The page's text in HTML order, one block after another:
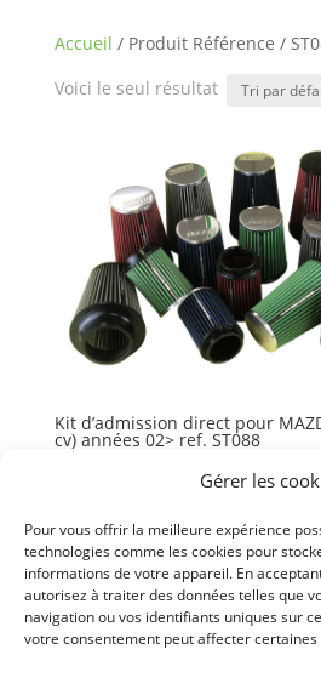
Gérer les
Pour vous offrir la meilleure expérience
technologies comme les cookies pour
informations de votre appareil. En
autorisez à traiter des données telles que
navigation ou vos identifiants uniques sur
votre consentement peut affecter
Accueil / Produit Référence /
Voici le seul résultat
Kit d’admission direct pour
cv) années 02> ref. ST088
Ajouter au panier